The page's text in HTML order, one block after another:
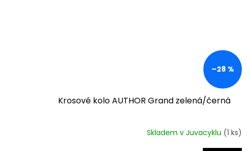
–28 %
Krosové kolo AUTHOR Grand zelená/černá
Skladem v Juvacyklu (1 ks)